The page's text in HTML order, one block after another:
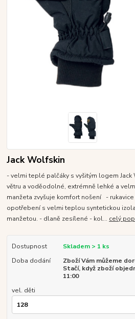
Jack Wolfskin
- velmi teplé palčáky s vyšitým logem Jack
větru a voděodolné, extrémně lehké a
manžeta zvyšuje komfort nošení -
opotřebení s velmi teplou syntetickou
manžetou. - dlaně zesílené - kol... celý
Dostupnost
Skladem > 1 ks
Doba dodání
Zboží Vám můžeme
Stačí, když zboží
11:00
vel. děti